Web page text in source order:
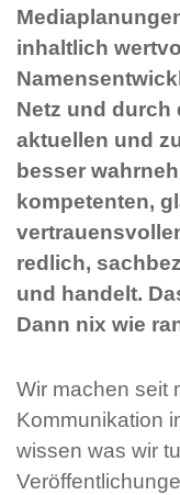
inhaltlich
Netz und durch
aktuellen und
besser
kompetenten,
redlich,
und handelt.
Dann nix wie
Wir machen seit
Kommunikation
wissen was wir